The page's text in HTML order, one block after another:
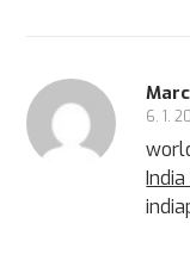
6. 1.